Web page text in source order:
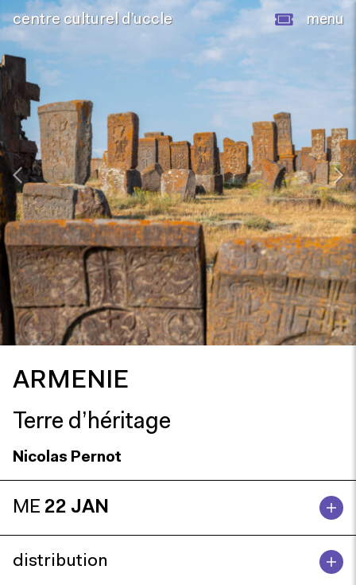
centre culturel d’uccle menu
ARMENIE
Terre d’héritage
Nicolas Pernot
ME 22 JAN
distribution